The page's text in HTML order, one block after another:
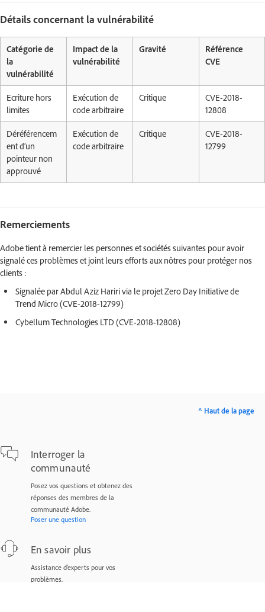
Détails concernant la vulnérabilité
Catégorie de
la
vulnérabilité
Impact de la
vulnérabilité
Gravité
Référence
CVE
Ecriture hors
limites
Exécution de
code arbitraire
Critique
CVE-2018-
12808
Déréférencem
ent d’un
pointeur non
approuvé
Exécution de
code arbitraire
Critique
CVE-2018-
12799
Remerciements
Adobe tient à remercier les personnes et sociétés suivantes pour avoir
signalé ces problèmes et joint leurs efforts aux nôtres pour protéger nos
clients :
Signalée par Abdul Aziz Hariri via le projet Zero Day Initiative de
Trend Micro (CVE-2018-12799)
Cybellum Technologies LTD (CVE-2018-12808)
Interroger la
communauté
Posez vos questions et obtenez des
réponses des membres de la
communauté Adobe.
Poser une question
En savoir plus
Assistance d’experts pour vos
problèmes.
^ Haut de la page